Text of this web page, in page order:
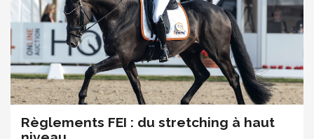
Règlements FEI : du stretching à haut